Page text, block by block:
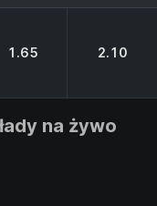
1.65 2.10
na żywo